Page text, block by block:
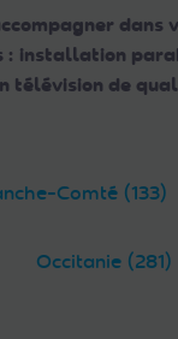
: installation
télévision de
Comté (133)
Occitanie (281)